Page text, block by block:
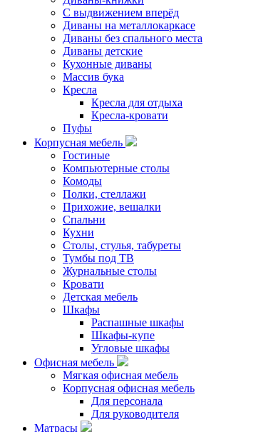
С выдвижением вперёд
Диваны на металлокаркасе
Диваны без спального места
Диваны детские
Кухонные диваны
Массив бука
Кресла
Кресла для отдыха
Кресла-кровати
Пуфы
Корпусная мебель
Гостиные
Компьютерные столы
Комоды
Полки, стеллажи
Прихожие, вешалки
Спальни
Кухни
Столы, стулья, табуреты
Тумбы под ТВ
Журнальные столы
Кровати
Детская мебель
Шкафы
Распашные шкафы
Шкафы-купе
Угловые шкафы
Офисная мебель
Мягкая офисная мебель
Корпусная офисная мебель
Для персонала
Для руководителя
Матрасы